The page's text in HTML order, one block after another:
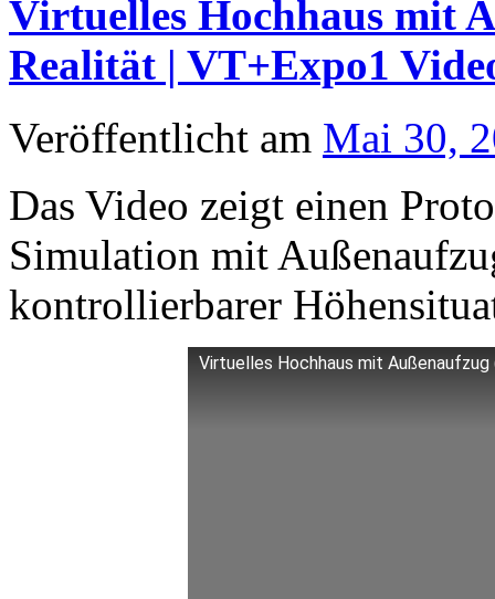
Virtuelles Hochhaus mit
Realität | VT+Expo1
Veröffentlicht am Mai 30,
Das Video zeigt einen
Simulation mit
kontrollierbarer
Virtuelles Hochhaus mit